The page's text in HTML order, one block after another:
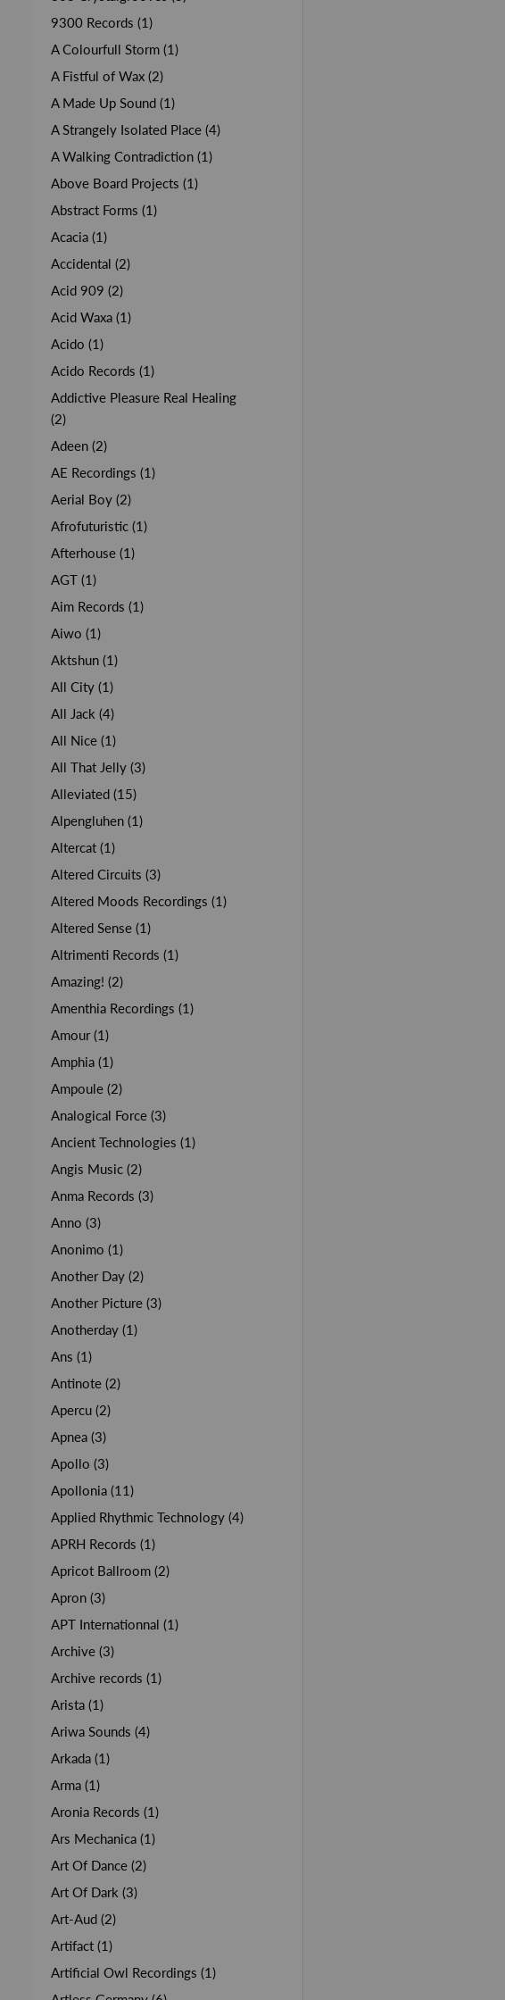
9300 Records (1)
A Colourfull Storm (1)
A Fistful of Wax (2)
A Made Up Sound (1)
A Strangely Isolated Place (4)
A Walking Contradiction (1)
Above Board Projects (1)
Abstract Forms (1)
Acacia (1)
Accidental (2)
Acid 909 (2)
Acid Waxa (1)
Acido (1)
Acido Records (1)
Addictive Pleasure Real Healing
(2)
Adeen (2)
AE Recordings (1)
Aerial Boy (2)
Afrofuturistic (1)
Afterhouse (1)
AGT (1)
Aim Records (1)
Aiwo (1)
Aktshun (1)
All City (1)
All Jack (4)
All Nice (1)
All That Jelly (3)
Alleviated (15)
Alpengluhen (1)
Altercat (1)
Altered Circuits (3)
Altered Moods Recordings (1)
Altered Sense (1)
Altrimenti Records (1)
Amazing! (2)
Amenthia Recordings (1)
Amour (1)
Amphia (1)
Ampoule (2)
Analogical Force (3)
Ancient Technologies (1)
Angis Music (2)
Anma Records (3)
Anno (3)
Anonimo (1)
Another Day (2)
Another Picture (3)
Anotherday (1)
Ans (1)
Antinote (2)
Apercu (2)
Apnea (3)
Apollo (3)
Apollonia (11)
Applied Rhythmic Technology (4)
APRH Records (1)
Apricot Ballroom (2)
Apron (3)
APT Internationnal (1)
Archive (3)
Archive records (1)
Arista (1)
Ariwa Sounds (4)
Arkada (1)
Arma (1)
Aronia Records (1)
Ars Mechanica (1)
Art Of Dance (2)
Art Of Dark (3)
Art-Aud (2)
Artifact (1)
Artificial Owl Recordings (1)